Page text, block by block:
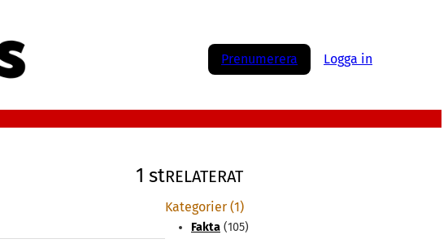
Prenumerera Logga in
1 stRELATERAT
Kategorier (1)
Fakta (105)